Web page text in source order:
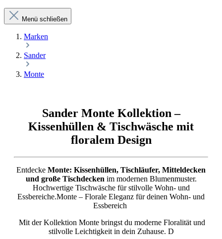
Menü schließen
Marken
Sander
Monte
Sander Monte Kollektion –
Kissenhüllen & Tischwäsche mit
floralem Design
Entdecke Monte: Kissenhüllen, Tischläufer, Mitteldecken
und große Tischdecken im modernen Blumenmuster.
Hochwertige Tischwäsche für stilvolle Wohn- und
Essbereiche.Monte – Florale Eleganz für deinen Wohn- und
Essbereich
Mit der Kollektion Monte bringst du moderne Floralität und
stilvolle Leichtigkeit in dein Zuhause. D